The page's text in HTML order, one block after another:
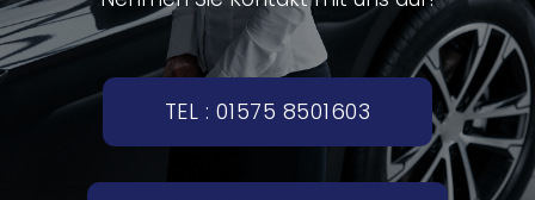
TEL : 01575 8501603